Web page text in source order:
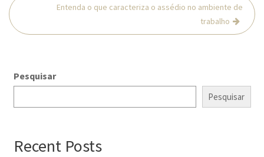
Entenda o que caracteriza o assédio no ambiente de
trabalho
Pesquisar
Pesquisar
Recent Posts